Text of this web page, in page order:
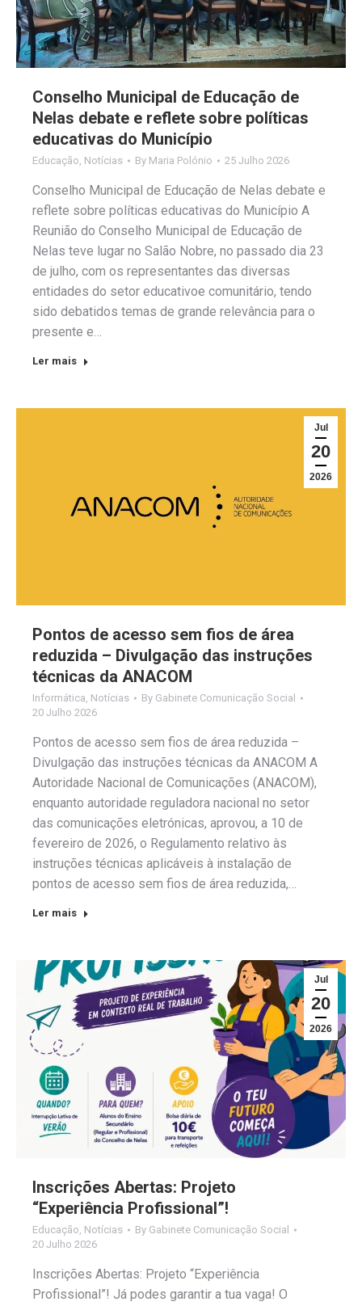
Conselho Municipal de Educação de
Nelas debate e reflete sobre políticas
educativas do Município
Educação Notícias By Maria Polónio 25 Julho 2026
Conselho Municipal de Educação de Nelas debate e
reflete sobre políticas educativas do Município A
Reunião do Conselho Municipal de Educação de
Nelas teve lugar no Salão Nobre, no passado dia 23
de julho, com os representantes das diversas
entidades do setor educativoe comunitário, tendo
sido debatidos temas de grande relevância para o
presente e…
Ler mais
Jul
20
2026
Pontos de acesso sem fios de área
reduzida – Divulgação das instruções
técnicas da ANACOM
Informática Notícias By Gabinete Comunicação Social
20 Julho 2026
Pontos de acesso sem fios de área reduzida –
Divulgação das instruções técnicas da ANACOM A
Autoridade Nacional de Comunicações (ANACOM),
enquanto autoridade reguladora nacional no setor
das comunicações eletrónicas, aprovou, a 10 de
fevereiro de 2026, o Regulamento relativo às
instruções técnicas aplicáveis à instalação de
pontos de acesso sem fios de área reduzida,…
Ler mais
Jul
20
2026
Inscrições Abertas: Projeto
“Experiência Profissional”!
Educação Notícias By Gabinete Comunicação Social
20 Julho 2026
Inscrições Abertas: Projeto “Experiência
Profissional”! Já podes garantir a tua vaga! O